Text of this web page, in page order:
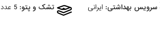
سرویس بهداشتی: ایرانی تشک و پتو: 5 عدد